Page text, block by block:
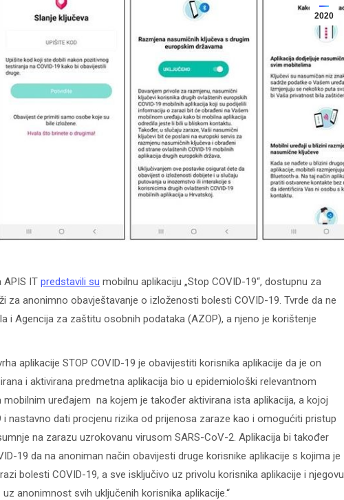
2020
APIS IT predstavili su mobilnu aplikaciju „Stop COVID-19“, dostupnu za
za anonimno obavještavanje o izloženosti bolesti COVID-19. Tvrde da ne
i Agencija za zaštitu osobnih podataka (AZOP), a njeno je korištenje
aplikacije STOP COVID-19 je obavijestiti korisnika aplikacije da je on
i aktivirana predmetna aplikacija bio u epidemiološki relevantnom
uređajem na kojem je također aktivirana ista aplikacija, a kojoj
nastavno dati procjenu rizika od prijenosa zaraze kao i omogućiti pristup
na zarazu uzrokovanu virusom SARS-CoV-2. Aplikacija bi također
19 da na anoniman način obavijesti druge korisnike aplikacije s kojima je
bolesti COVID-19, a sve isključivo uz privolu korisnika aplikacije i njegovu
anonimnost svih uključenih korisnika aplikacije.“